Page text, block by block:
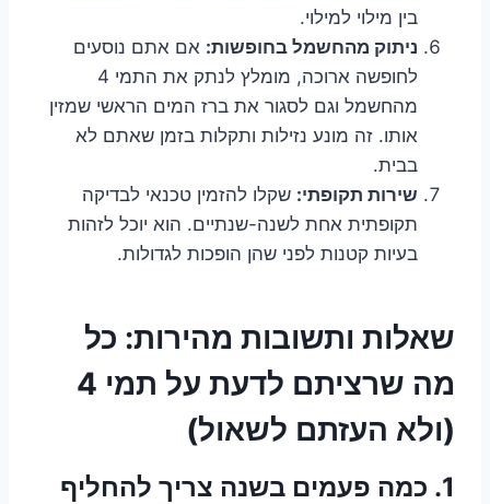
בין מילוי למילוי.
ניתוק מהחשמל בחופשות: אם אתם נוסעים
לחופשה ארוכה, מומלץ לנתק את התמי 4
מהחשמל וגם לסגור את ברז המים הראשי שמזין
אותו. זה מונע נזילות ותקלות בזמן שאתם לא
בבית.
שירות תקופתי: שקלו להזמין טכנאי לבדיקה
תקופתית אחת לשנה-שנתיים. הוא יוכל לזהות
בעיות קטנות לפני שהן הופכות לגדולות.
שאלות ותשובות מהירות: כל
מה שרציתם לדעת על תמי 4
(ולא העזתם לשאול)
1. כמה פעמים בשנה צריך להחליף